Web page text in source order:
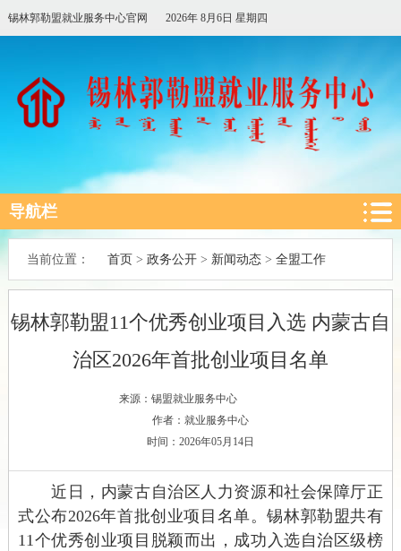
锡林郭勒盟就业服务中心官网 2026年 8月6日 星期四
导航栏
当前位置： 首页 > 政务公开> 新闻动态> 全盟工作
锡林郭勒盟11个优秀创业项目入选 内蒙古自
治区2026年首批创业项目名单
来源：锡盟就业服务中心
作者：就业服务中心
时间：2026年05月14日
近日，内蒙古自治区人力资源和社会保障厅正
式公布2026年首批创业项目名单。锡林郭勒盟共有
11个优秀创业项目脱颖而出，成功入选自治区级榜